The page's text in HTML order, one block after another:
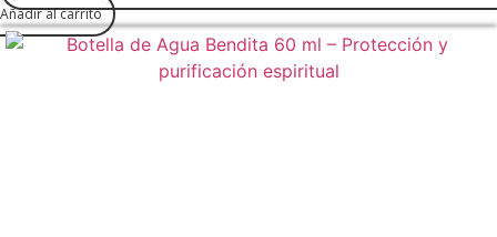
Añadir al carrito